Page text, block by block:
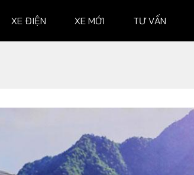
XE ĐIỆN XE MỚI TƯ VẤN
Ô tô
Xe máy